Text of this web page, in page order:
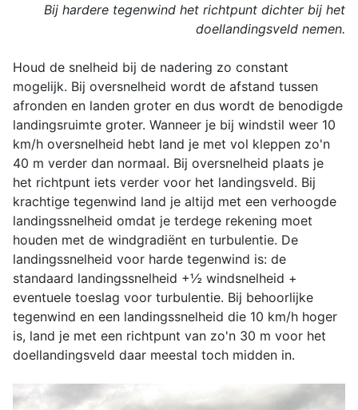
Bij hardere tegenwind het richtpunt dichter bij het
doellandingsveld nemen.
Houd de snelheid bij de nadering zo constant
mogelijk. Bij oversnelheid wordt de afstand tussen
afronden en landen groter en dus wordt de benodigde
landingsruimte groter. Wanneer je bij windstil weer 10
km/h oversnelheid hebt land je met vol kleppen zo'n
40 m verder dan normaal. Bij oversnelheid plaats je
het richtpunt iets verder voor het landingsveld. Bij
krachtige tegenwind land je altijd met een verhoogde
landingssnelheid omdat je terdege rekening moet
houden met de windgradiënt en turbulentie. De
landingssnelheid voor harde tegenwind is: de
standaard landingssnelheid +½ windsnelheid +
eventuele toeslag voor turbulentie. Bij behoorlijke
tegenwind en een landingssnelheid die 10 km/h hoger
is, land je met een richtpunt van zo'n 30 m voor het
doellandingsveld daar meestal toch midden in.